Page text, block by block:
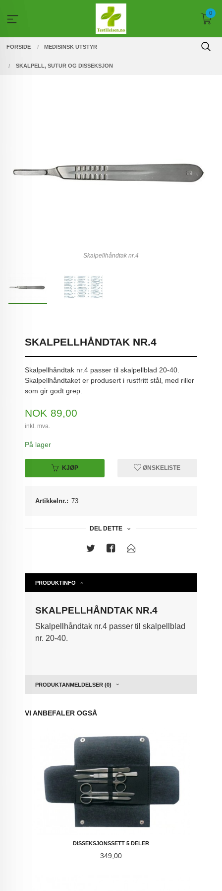
innholdet
0
FORSIDE MEDISINSK UTSTYR
SKALPELL, SUTUR OG DISSEKSJON
Skalpellhåndtak nr.4
SKALPELLHÅNDTAK NR.4
Skalpellhåndtak nr.4 passer til skalpellblad 20-40.
Skalpellhåndtaket er produsert i rustfritt stål, med riller
som gir godt grep.
Pris
NOK 89,00
inkl. mva.
På lager
KJØP ØNSKELISTE
Artikkelnr.: 73
DEL DETTE
PRODUKTINFO
SKALPELLHÅNDTAK NR.4
Skalpellhåndtak nr.4 passer til skalpellblad
nr. 20-40.
PRODUKTANMELDELSER (0)
VI ANBEFALER OGSÅ
DISSEKSJONSSETT 5 DELER
Pris
349,00